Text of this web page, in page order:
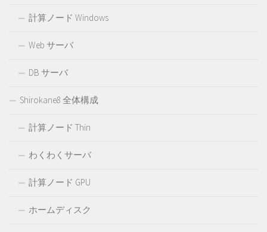
計算ノード Windows
Web サーバ
DB サーバ
Shirokane8 全体構成
計算ノード Thin
わくわくサーバ
計算ノード GPU
ホームディスク